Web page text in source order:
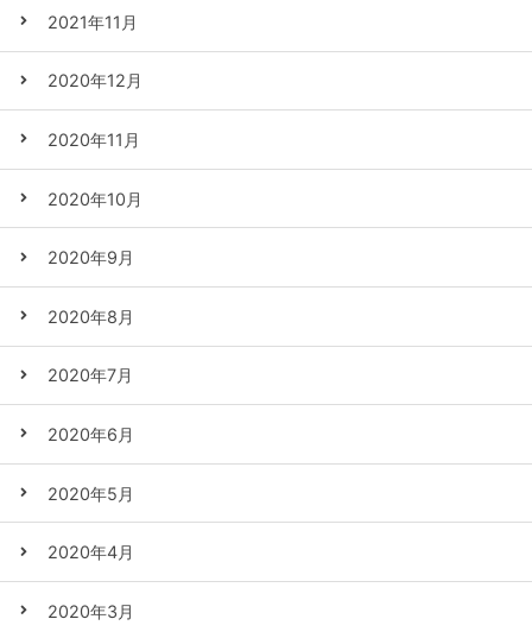
2021年11月
2020年12月
2020年11月
2020年10月
2020年9月
2020年8月
2020年7月
2020年6月
2020年5月
2020年4月
2020年3月